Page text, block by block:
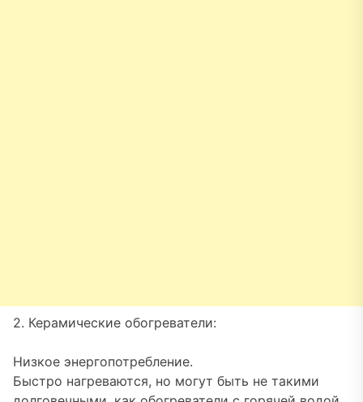
2. Керамические обогреватели:
Низкое энергопотребление.
Быстро нагреваются, но могут быть не такими